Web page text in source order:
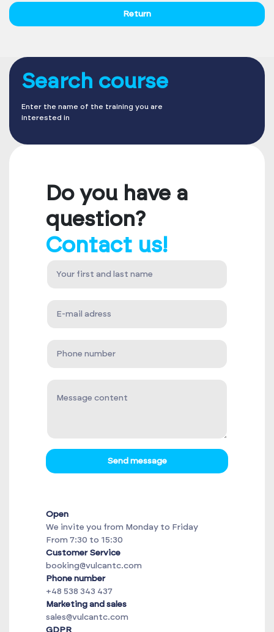
Return
Search course
Enter the name of the training you are
interested in
Do you have a
question?
Contact us!
Send message
Open
We invite you from Monday to Friday
From 7:30 to 15:30
Customer Service
booking@vulcantc.com
Phone number
+48 538 343 437
Marketing and sales
sales@vulcantc.com
GDPR